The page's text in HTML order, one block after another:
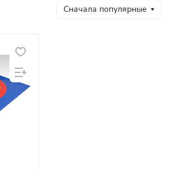
Сначала популярные